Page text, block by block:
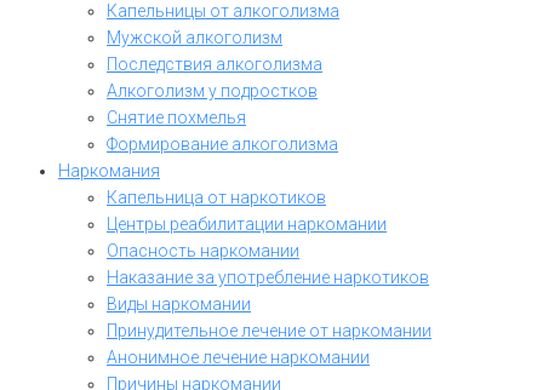
Капельницы от алкоголизма
Мужской алкоголизм
Последствия алкоголизма
Алкоголизм у подростков
Снятие похмелья
Формирование алкоголизма
Наркомания
Капельница от наркотиков
Центры реабилитации наркомании
Опасность наркомании
Наказание за употребление наркотиков
Виды наркомании
Принудительное лечение от наркомании
Анонимное лечение наркомании
Причины наркомании